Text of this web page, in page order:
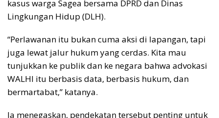
kasus warga Sagea bersama DPRD dan Dinas
Lingkungan Hidup (DLH).
“Perlawanan itu bukan cuma aksi di lapangan, tapi
juga lewat jalur hukum yang cerdas. Kita mau
tunjukkan ke publik dan ke negara bahwa advokasi
WALHI itu berbasis data, berbasis hukum, dan
bermartabat,” katanya.
Ia menegaskan, pendekatan tersebut penting untuk